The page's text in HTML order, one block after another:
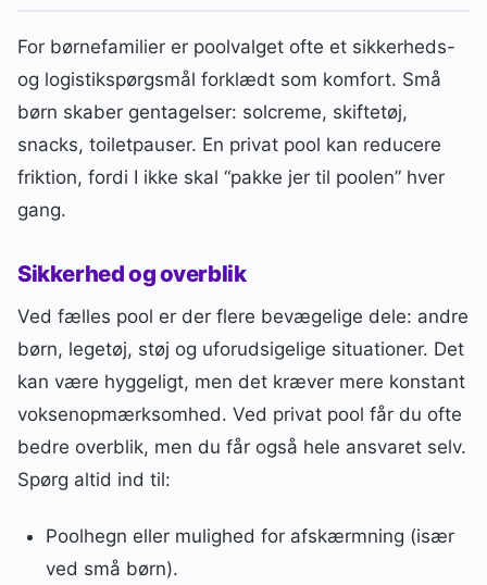
For børnefamilier er poolvalget ofte et sikkerheds-
og logistikspørgsmål forklædt som komfort. Små
børn skaber gentagelser: solcreme, skiftetøj,
snacks, toiletpauser. En privat pool kan reducere
friktion, fordi I ikke skal “pakke jer til poolen” hver
gang.
Sikkerhed og overblik
Ved fælles pool er der flere bevægelige dele: andre
børn, legetøj, støj og uforudsigelige situationer. Det
kan være hyggeligt, men det kræver mere konstant
voksenopmærksomhed. Ved privat pool får du ofte
bedre overblik, men du får også hele ansvaret selv.
Spørg altid ind til:
Poolhegn eller mulighed for afskærmning (især
ved små børn).